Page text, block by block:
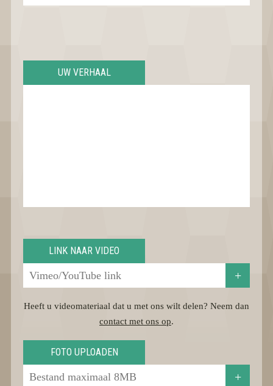
UW VERHAAL
LINK NAAR VIDEO
+
Heeft u videomateriaal dat u met ons wilt delen? Neem dan
contact met ons op.
FOTO UPLOADEN
+